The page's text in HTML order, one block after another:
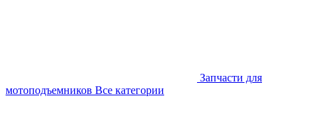
Запчасти для
мотоподъемников Все категории